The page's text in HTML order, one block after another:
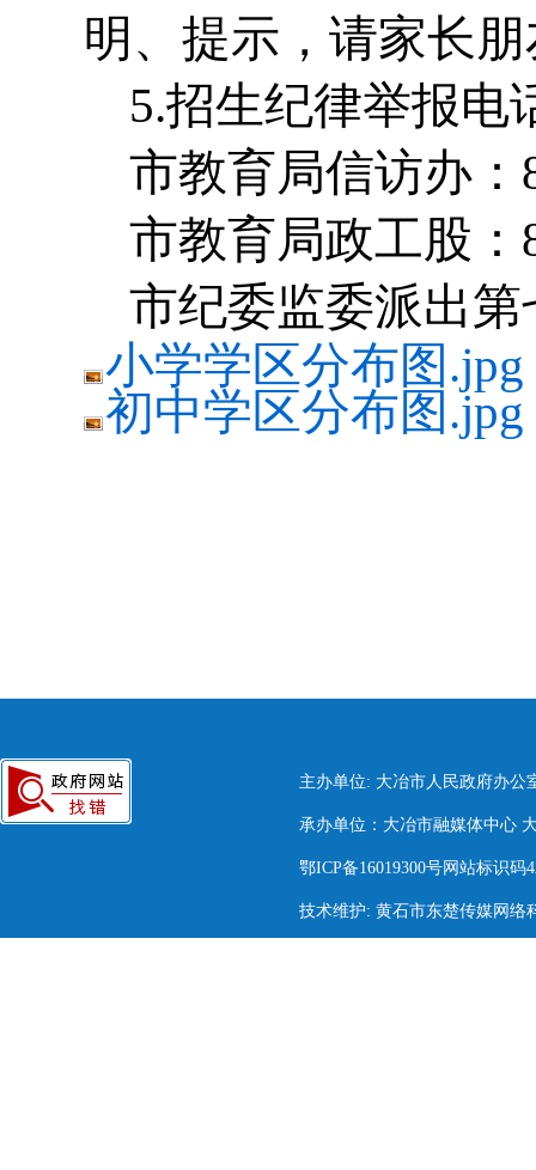
明、提示，请家长
5.招生纪律举报电
市教育局信访办：
市教育局政工股：
市纪委监委派出
小学学区分布图.jpg
初中学区分布图.jpg
主办单位: 大冶市人民政府办公
承办单位：大冶市融媒体中心
鄂ICP备16019300号网站标识码
技术维护: 黄石市东楚传媒网络